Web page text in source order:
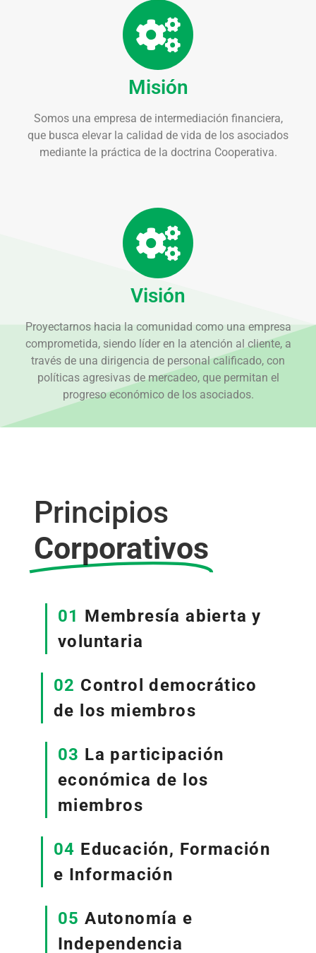
Misión
Somos una empresa de intermediación financiera,
que busca elevar la calidad de vida de los asociados
mediante la práctica de la doctrina Cooperativa.
Visión
Proyectarnos hacia la comunidad como una empresa
comprometida, siendo líder en la atención al cliente, a
través de una dirigencia de personal calificado, con
políticas agresivas de mercadeo, que permitan el
progreso económico de los asociados.
Principios
Corporativos
01 Membresía abierta y
voluntaria
02 Control democrático
de los miembros
03 La participación
económica de los
miembros
04 Educación, Formación
e Información
05 Autonomía e
Independencia